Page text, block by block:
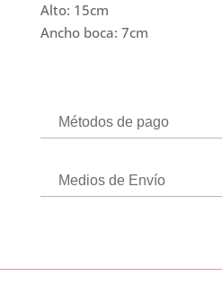
Alto: 15cm
Ancho boca: 7cm
Métodos de pago
Medios de Envío